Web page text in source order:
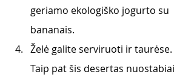
geriamo ekologiško jogurto su
bananais.
Želė galite serviruoti ir taurėse.
Taip pat šis desertas nuostabiai